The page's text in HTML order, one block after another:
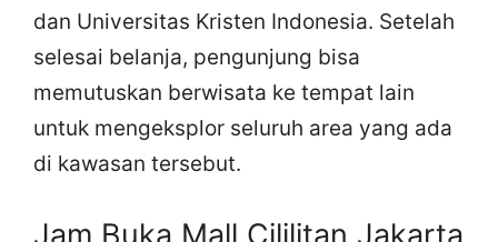
dan Universitas Kristen Indonesia. Setelah
selesai belanja, pengunjung bisa
memutuskan berwisata ke tempat lain
untuk mengeksplor seluruh area yang ada
di kawasan tersebut.